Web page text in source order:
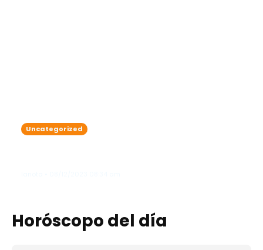
Uncategorized
Horóscopo del día